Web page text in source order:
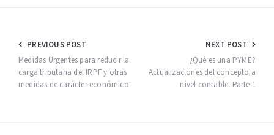
Navegación
de
entradas
PREVIOUS POST
Medidas Urgentes para reducir la
carga tributaria del IRPF y otras
medidas de carácter económico.
NEXT POST
¿Qué es una PYME?
Actualizaciones del concepto a
nivel contable. Parte 1